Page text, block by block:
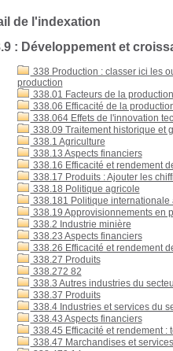
de l'indexation
: Développement et
338 Production : classer ici les
production
338.01 Facteurs de la production
338.06 Efficacité de la
338.064 Effets de l'innovation
338.09 Traitement historique et
338.1 Agriculture
338.13 Aspects financiers
338.16 Efficacité et rendement
338.17 Produits : Ajouter les
338.18 Politique agricole
338.181 Politique internationale
338.19 Approvisionnements en
338.2 Industrie minière
338.23 Aspects financiers
338.26 Efficacité et rendement
338.27 Produits
338.272 82
338.3 Autres industries du
338.37 Produits
338.4 Industries et services du
338.43 Aspects financiers
338.45 Efficacité et rendement :
338.47 Marchandises et